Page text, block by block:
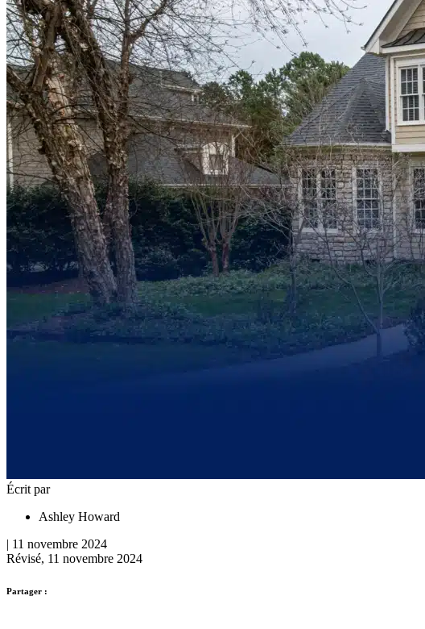
Écrit par
Ashley Howard
| 11 novembre 2024
Révisé, 11 novembre 2024
Partager :